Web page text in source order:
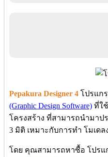
Pepakura Designer 4 โปรแก
(Graphic Design Software) ที่ใ
โครงสร้าง ที่สามารถนำมาป
3 มิติ เหมาะกับการทำ โมเดล
โดย คุณสามารถหาซื้อ โปรแก